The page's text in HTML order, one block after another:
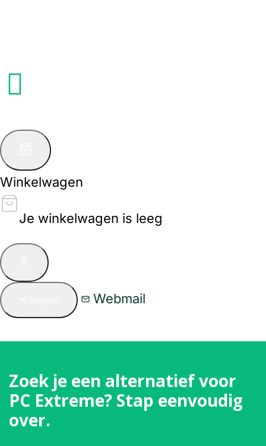
Winkelwagen
Je winkelwagen is leeg
Webmail
Zoek je een alternatief voor
PC Extreme? Stap eenvoudig
over.